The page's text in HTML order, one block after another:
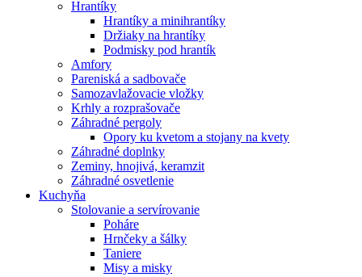
Hrantíky
Hrantíky a minihrantíky
Držiaky na hrantíky
Podmisky pod hrantík
Amfory
Pareniská a sadbovače
Samozavlažovacie vložky
Krhly a rozprašovače
Záhradné pergoly
Opory ku kvetom a stojany na kvety
Záhradné doplnky
Zeminy, hnojivá, keramzit
Záhradné osvetlenie
Kuchyňa
Stolovanie a servírovanie
Poháre
Hrnčeky a šálky
Taniere
Misy a misky